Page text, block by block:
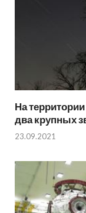
На
два крупных
23.09.2021